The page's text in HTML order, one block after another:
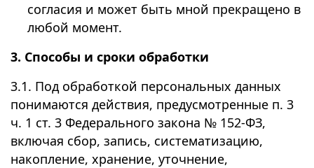
согласия и может быть мной прекращено в
любой момент.
3. Способы и сроки обработки
3.1. Под обработкой персональных данных
понимаются действия, предусмотренные п. 3
ч. 1 ст. 3 Федерального закона № 152-ФЗ,
включая сбор, запись, систематизацию,
накопление, хранение, уточнение,